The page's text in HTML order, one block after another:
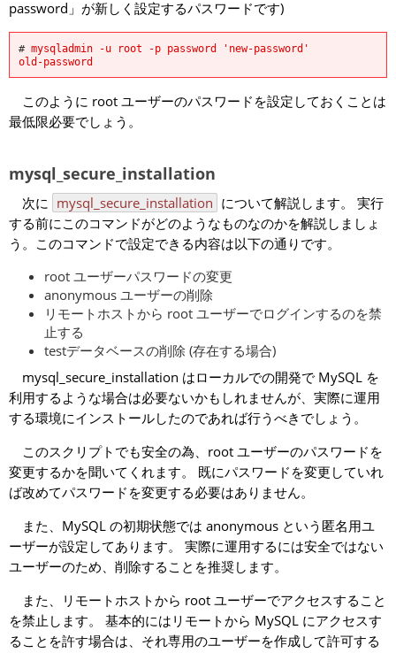
password」が新しく設定するパスワードです)
# mysqladmin -u root -p password 'new-password'
old-password
このように root ユーザーのパスワードを設定しておくことは
最低限必要でしょう。
mysql_secure_installation
次に mysql_secure_installation について解説します。 実行
する前にこのコマンドがどのようなものなのかを解説しましょ
う。このコマンドで設定できる内容は以下の通りです。
root ユーザーパスワードの変更
anonymous ユーザーの削除
リモートホストから root ユーザーでログインするのを禁
止する
testデータベースの削除 (存在する場合)
mysql_secure_installation はローカルでの開発で MySQL を
利用するような場合は必要ないかもしれませんが、実際に運用
する環境にインストールしたのであれば行うべきでしょう。
このスクリプトでも安全の為、root ユーザーのパスワードを
変更するかを聞いてくれます。 既にパスワードを変更していれ
ば改めてパスワードを変更する必要はありません。
また、MySQL の初期状態では anonymous という匿名用ユ
ーザーが設定してあります。 実際に運用するには安全ではない
ユーザーのため、削除することを推奨します。
また、リモートホストから root ユーザーでアクセスすること
を禁止します。 基本的にはリモートから MySQL にアクセスす
ることを許す場合は、それ専用のユーザーを作成して許可する